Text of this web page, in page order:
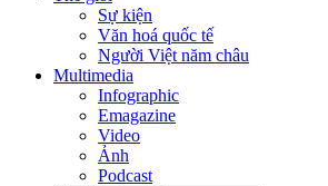
Sự kiện
Văn hoá quốc tế
Người Việt năm châu
Multimedia
Infographic
Emagazine
Video
Ảnh
Podcast